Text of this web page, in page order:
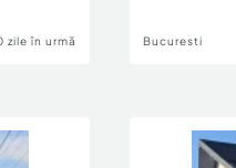
zile în urmă Bucuresti